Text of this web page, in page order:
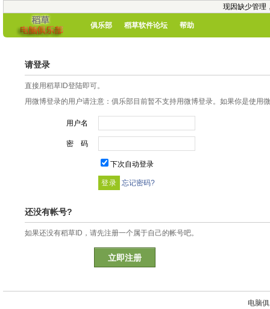
现因缺少管理
俱乐部 稻草软件论坛 帮助
请登录
直接用稻草ID登陆即可。
用微博登录的用户请注意：俱乐部目前暂不支持用微博登录。如果你是使用
用户名
密 码
下次自动登录
忘记密码?
还没有帐号?
如果还没有稻草ID，请先注册一个属于自己的帐号吧。
立即注册
电脑